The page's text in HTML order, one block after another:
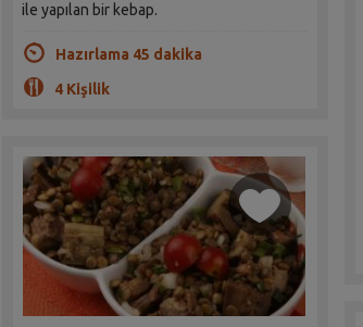
ile yapılan bir kebap.
Hazırlama 45 dakika
4 Kişilik